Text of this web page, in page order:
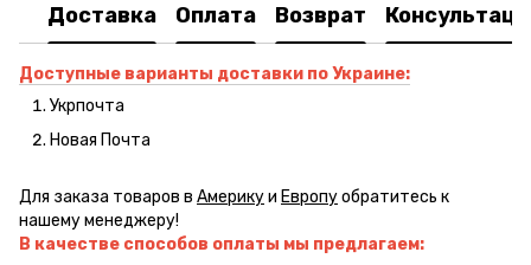
Доставка Оплата Возврат
Доступные варианты доставки по Украине:
Укрпочта
Новая Почта
Для заказа товаров в Америкуи Европуобратитесь к
нашему менеджеру!
В качестве способов оплаты мы предлагаем: